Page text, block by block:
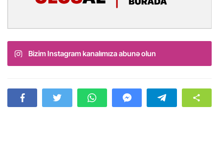
Bizim Instagram kanalımıza abunə olun